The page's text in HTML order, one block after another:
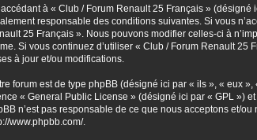
à « Club / Forum Renault 25 Français » (désigné
responsable des conditions suivantes. Si vous
25 Français ». Nous pouvons modifier celles-ci à
Si vous continuez d’utiliser « Club / Forum Renault
à jour et/ou modifications.
forum est de type phpBB (désigné ici par « ils », « eux
« General Public License » (désigné ici par « GPL »)
n’est pas responsable de ce que nous acceptons et/
www.phpbb.com/.